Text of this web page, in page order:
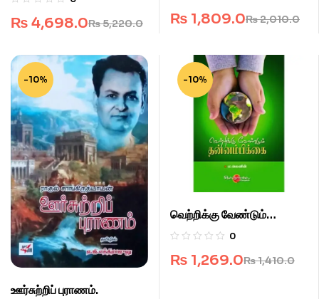
₨5,220.0
₨ 4,698.0 ₨2,010.0
₨ 1,809.0
-10%
ஊர்சுற்றிப் புராணம்.
-10%
வெற்றிக்கு வேண்டும்
தன்னம்பிக்கை.
0
₨1,410.0
₨ 1,269.0